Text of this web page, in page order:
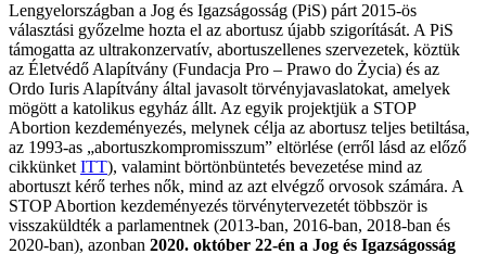
Lengyelországban a Jog és Igazságosság (PiS) párt 2015-ös
választási győzelme hozta el az abortusz újabb szigorítását. A PiS
támogatta az ultrakonzervatív, abortuszellenes szervezetek, köztük
az Életvédő Alapítvány (Fundacja Pro – Prawo do Życia) és az
Ordo Iuris Alapítvány által javasolt törvényjavaslatokat, amelyek
mögött a katolikus egyház állt. Az egyik projektjük a STOP
Abortion kezdeményezés, melynek célja az abortusz teljes betiltása,
az 1993-as „abortuszkompromisszum” eltörlése (erről lásd az előző
cikkünket ITT), valamint börtönbüntetés bevezetése mind az
abortuszt kérő terhes nők, mind az azt elvégző orvosok számára. A
STOP Abortion kezdeményezés törvénytervezetét többször is
visszaküldték a parlamentnek (2013-ban, 2016-ban, 2018-ban és
2020-ban), azonban 2020. október 22-én a Jog és Igazságosság